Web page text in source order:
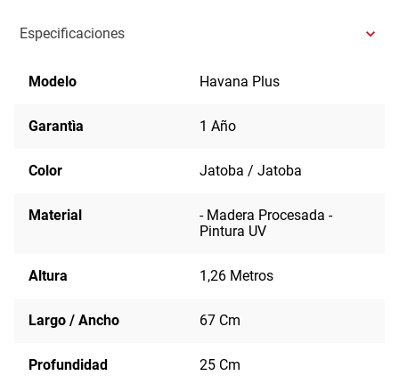
Especificaciones
Modelo Havana Plus
Garantìa 1 Año
Color Jatoba / Jatoba
Material
- Madera Procesada -
Pintura UV
Altura 1,26 Metros
Largo / Ancho 67 Cm
Profundidad 25 Cm